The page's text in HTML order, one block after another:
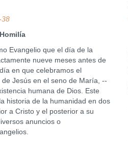
38
Homilía
que el día de la
nueve meses antes de
en que celebramos el
Jesús en el seno de María, --
humana de Dios. Este
historia de la humanidad en dos
a Cristo y el posterior a su
anuncios o